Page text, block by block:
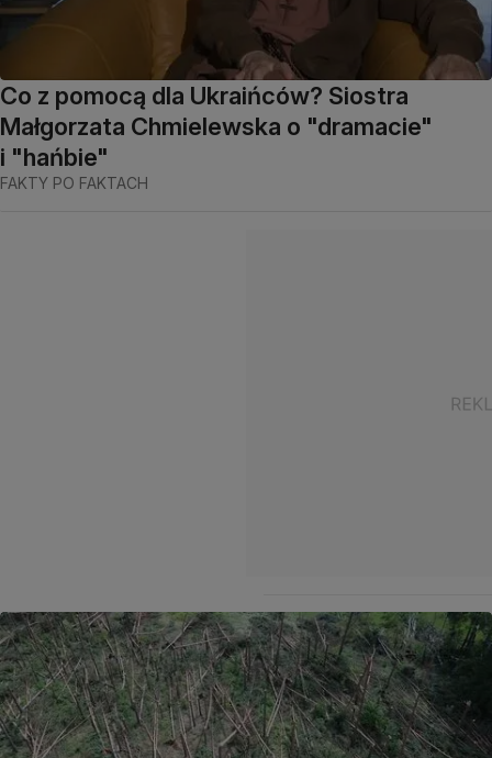
Co z pomocą dla Ukraińców? Siostra
Małgorzata Chmielewska o "dramacie"
i "hańbie"
FAKTY PO FAKTACH